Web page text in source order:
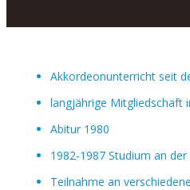
Akkordeonunterricht seit
langjährige Mitgliedschaft
Abitur 1980
1982-1987 Studium an
Teilnahme an